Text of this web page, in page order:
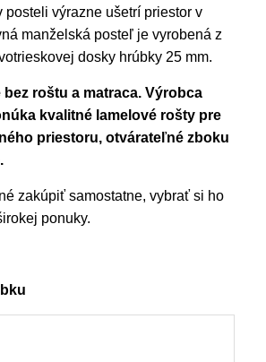
posteli výrazne ušetrí priestor v
manželská posteľ je vyrobená z
dosky hrúbky 25 mm.
bez roštu a matraca. Výrobca
kvalitné lamelové rošty pre
priestoru, otvárateľné zboku
zakúpiť samostatne, vybrať si ho
ponuky.